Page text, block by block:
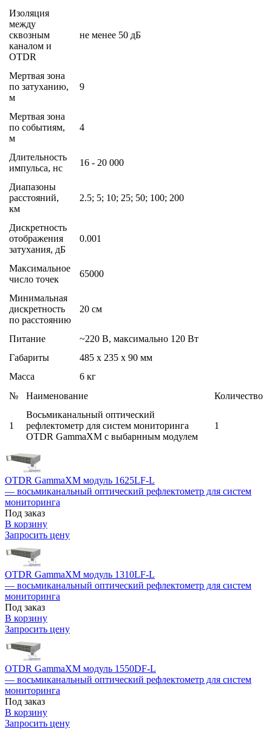
Изоляция
между
сквозным
каналом и
OTDR
не менее 50 дБ
Мертвая зона
по затуханию,
м
9
Мертвая зона
по событиям,
м
4
Длительность
импульса, нс
16 - 20 000
Диапазоны
расстояний,
км
2.5; 5; 10; 25; 50; 100; 200
Дискретность
отображения
затухания, дБ
0.001
Максимальное
число точек
65000
Минимальная
дискретность
по расстоянию
20 см
Питание
~220 В, максимально 120 Вт
Габариты
485 х 235 х 90 мм
Масса
6 кг
№
Наименование Количество
1
Восьмиканальный оптический
рефлектометр для систем мониторинга
OTDR GammaXM с выбарнным модулем
1
OTDR GammaXM модуль 1625LF-L
— восьмиканальный оптический рефлектометр для систем
мониторинга
Под заказ
В корзину
Запросить цену
OTDR GammaXM модуль 1310LF-L
— восьмиканальный оптический рефлектометр для систем
мониторинга
Под заказ
В корзину
Запросить цену
OTDR GammaXM модуль 1550DF-L
— восьмиканальный оптический рефлектометр для систем
мониторинга
Под заказ
В корзину
Запросить цену